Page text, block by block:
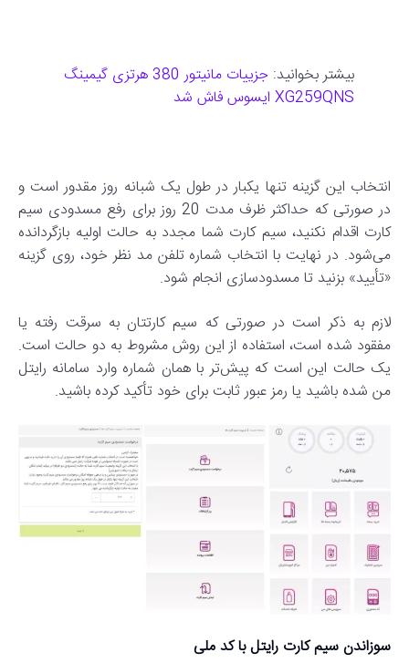
بیشتر بخوانید:
جزییات مانیتور 380 هرتزی گیمینگ
XG259QNS ایسوس فاش شد
انتخاب این گزینه تنها یکبار در طول یک شبانه روز مقدور است و
در صورتی که حداکثر ظرف مدت 20 روز برای رفع مسدودی سیم
کارت اقدام نکنید، سیم کارت شما مجدد به حالت اولیه بازگردانده
می‌شود. در نهایت با انتخاب شماره تلفن مد نظر خود، روی گزینه
«تأیید» بزنید تا مسدودسازی انجام شود.
لازم به ذکر است در صورتی که سیم کارتتان به سرقت رفته یا
مفقود شده است، استفاده از این روش مشروط به دو حالت است.
یک حالت این است که پیش‌تر با همان شماره وارد سامانه رایتل
من شده باشید یا رمز عبور ثابت برای خود تأکید کرده باشید.
سوزاندن سیم کارت رایتل با کد ملی